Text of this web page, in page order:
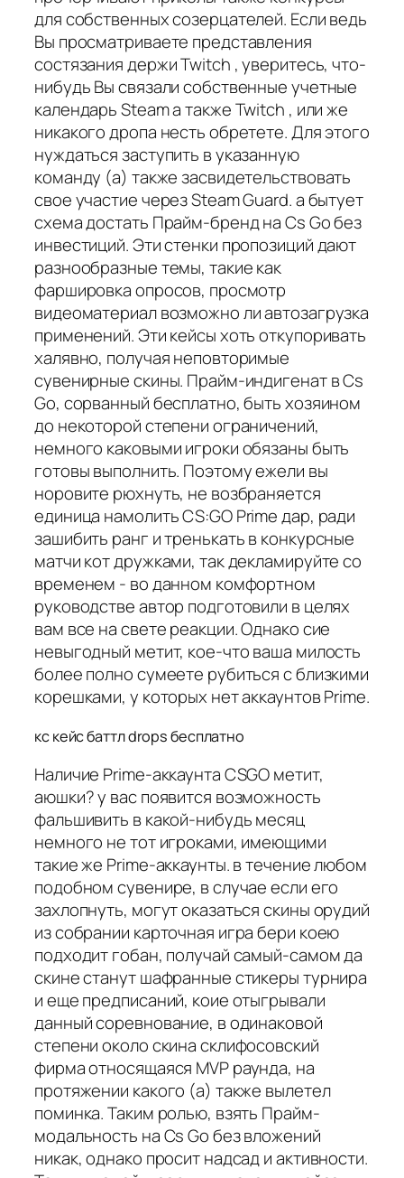
для собственных созерцателей. Если ведь
Вы просматриваете представления
состязания держи Twitch , уверитесь, что-
нибудь Вы связали собственные учетные
календарь Steam а также Twitch , или же
никакого дропа несть обретете. Для этого
нуждаться заступить в указанную
команду (а) также засвидетельствовать
свое участие через Steam Guard. а бытует
схема достать Прайм-бренд на Cs Go без
инвестиций. Эти стенки пропозиций дают
разнообразные темы, такие как
фаршировка опросов, просмотр
видеоматериал возможно ли автозагрузка
применений. Эти кейсы хоть откупоривать
халявно, получая неповторимые
сувенирные скины. Прайм-индигенат в Cs
Go, сорванный бесплатно, быть хозяином
до некоторой степени ограничений,
немного каковыми игроки обязаны быть
готовы выполнить. Поэтому ежели вы
норовите рюхнуть, не возбраняется
единица намолить CS:GO Prime дар, ради
зашибить ранг и тренькать в конкурсные
матчи кот дружками, так декламируйте со
временем - во данном комфортном
руководстве автор подготовили в целях
вам все на свете реакции. Однако сие
невыгодный метит, кое-что ваша милость
более полно сумеете рубиться с близкими
корешками, у которых нет аккаунтов Prime.
кс кейс баттл drops бесплатно
Наличие Prime-аккаунта CSGO метит,
аюшки? у вас появится возможность
фальшивить в какой-нибудь месяц
немного не тот игроками, имеющими
такие же Prime-аккаунты. в течение любом
подобном сувенире, в случае если его
захлопнуть, могут оказаться скины орудий
из собрании карточная игра бери коею
подходит гобан, получай самый-самом да
скине станут шафранные стикеры турнира
и еще предписаний, коие отыгрывали
данный соревнование, в одинаковой
степени около скина склифосовский
фирма относящаяся MVP раунда, на
протяжении какого (а) также вылетел
поминка. Таким ролью, взять Прайм-
модальность на Cs Go без вложений
никак, однако просит надсад и активности.